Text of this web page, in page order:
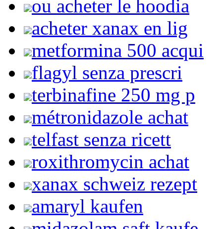
ou acheter le hoodia
acheter xanax en lig
metformina 500 acqui
flagyl senza prescri
terbinafine 250 mg p
métronidazole achat
telfast senza ricett
roxithromycin achat
xanax schweiz rezept
amaryl kaufen